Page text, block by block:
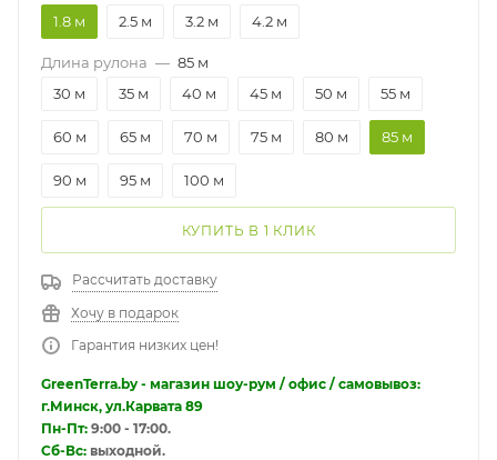
1.8 м
2.5 м 3.2 м 4.2 м
Длина рулона — 85 м
30 м
35 м 40 м 45 м 50 м 55 м
60 м 65 м 70 м 75 м 80 м 85 м
90 м 95 м 100 м
КУПИТЬ В 1 КЛИК
Рассчитать доставку
Хочу в подарок
Гарантия низких цен!
GreenTerra.by - магазин шоу-рум / офис / самовывоз:
г.Минск, ул.Карвата 89
Пн-Пт: 9:00 - 17:00.
Сб-Вс: выходной.